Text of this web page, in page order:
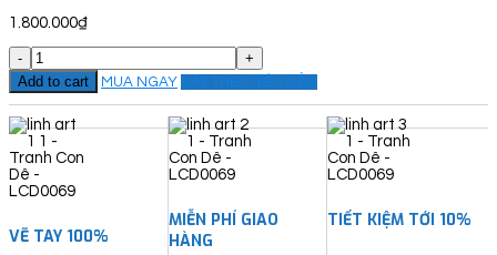
1.800.000₫
Tranh
Con
Dê
-
LCD0069
quantity
Add to cart MUA NGAY ĐẶT THEO YÊU CẦU
VẼ TAY 100%
MIỄN PHÍ GIAO
HÀNG
TIẾT KIỆM TỚI 10%